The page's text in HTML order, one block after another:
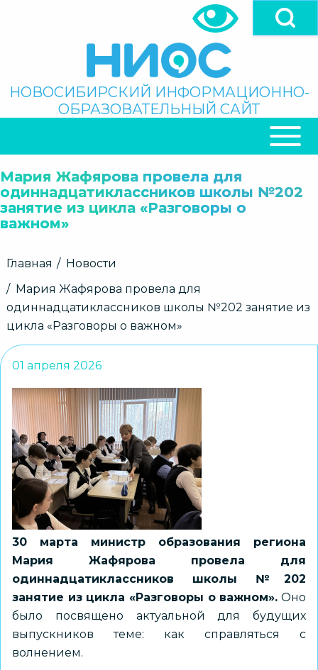
Поиск
НОВОСИБИРСКИЙ ИНФОРМАЦИОННО-
ОБРАЗОВАТЕЛЬНЫЙ САЙТ
НАВИГАЦИЯ
Мария Жафярова провела для
одиннадцатиклассников школы №202
занятие из цикла «Разговоры о
важном»
Строка
Главная
Новости
Мария Жафярова провела для
одиннадцатиклассников школы №202 занятие из
цикла «Разговоры о важном»
01 апреля 2026
30 марта министр образования региона
Мария Жафярова провела для
одиннадцатиклассников школы №202
занятие из цикла «Разговоры о важном». Оно
было посвящено актуальной для будущих
выпускников теме: как справляться с
волнением.